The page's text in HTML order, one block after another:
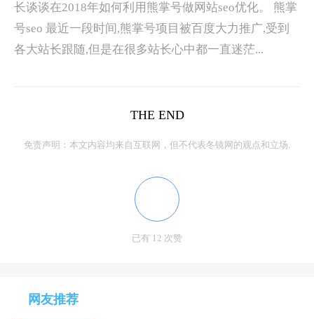
长谈谈在2018年如何利用熊掌号做网站seo优化。 熊掌
号seo 最近一段时间,熊掌号项目被百度大力推广,受到
各大站长跟随,但是在很多站长心中都一直迷茫...
THE END
免责声明：本文内容均来自互联网，但不代表冬镜网的观点和立场.
已有 12 次赞
网友推荐